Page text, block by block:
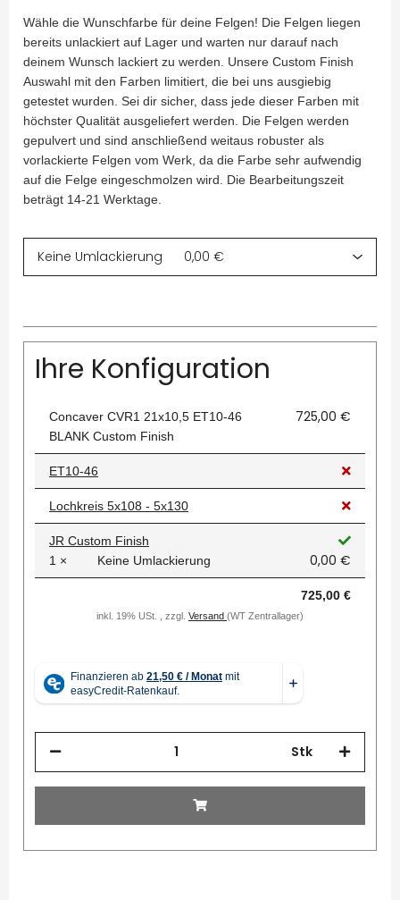
Wähle die Wunschfarbe für deine Felgen! Die Felgen liegen
bereits unlackiert auf Lager und warten nur darauf nach
deinem Wunsch lackiert zu werden. Unsere Custom Finish
Auswahl mit den Farben limitiert, die bei uns ausgiebig
getestet wurden. Sei dir sicher, dass jede dieser Farben mit
höchster Qualität ausgeliefert werden. Die Felgen werden
gepulvert und sind anschließend weitaus robuster als
vorlackierte Felgen vom Werk, da die Farbe sehr aufwendig
auf die Felge eingeschmolzen wird. Die Bearbeitungszeit
beträgt 14-21 Werktage.
Ihre Konfiguration
Concaver CVR1 21x10,5 ET10-46
BLANK Custom Finish
725,00 €
ET10-46
Lochkreis 5x108 - 5x130
JR Custom Finish
1 ×
Keine Umlackierung 0,00 €
725,00 €
inkl. 19% USt. , zzgl. Versand (WT Zentrallager)
Stk